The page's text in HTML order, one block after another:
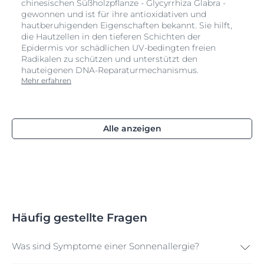
chinesischen Süßholzpflanze - Glycyrrhiza Glabra -
gewonnen und ist für ihre antioxidativen und
hautberuhigenden Eigenschaften bekannt. Sie hilft,
die Hautzellen in den tieferen Schichten der
Epidermis vor schädlichen UV-bedingten freien
Radikalen zu schützen und unterstützt den
hauteigenen DNA-Reparaturmechanismus.
Mehr erfahren
Alle anzeigen
Häufig gestellte Fragen
Was sind Symptome einer Sonnenallergie?